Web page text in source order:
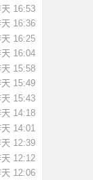
天 16:53
天 16:36
天 16:25
天 16:04
天 15:58
天 15:49
天 15:43
天 14:18
天 14:01
天 12:39
天 12:12
天 12:06